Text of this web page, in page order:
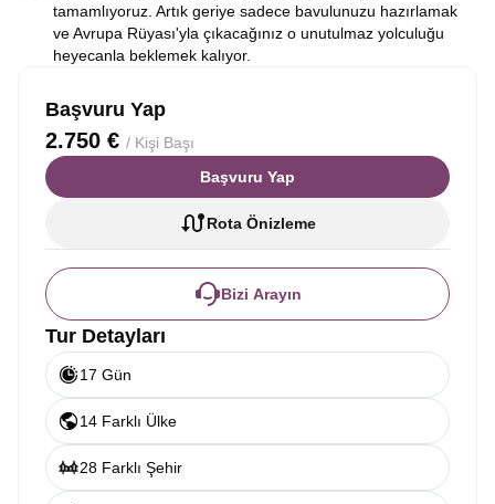
tamamlıyoruz. Artık geriye sadece bavulunuzu hazırlamak
ve Avrupa Rüyası'yla çıkacağınız o unutulmaz yolculuğu
heyecanla beklemek kalıyor.
Başvuru Yap
2.750 € / Kişi Başı
Başvuru Yap
Rota Önizleme
Bizi Arayın
Tur Detayları
17 Gün
14 Farklı Ülke
28 Farklı Şehir